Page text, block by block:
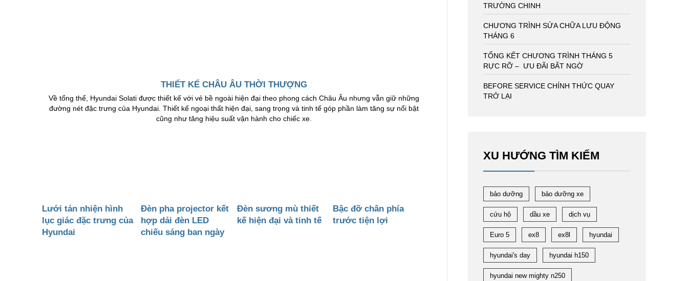
THIẾT KẾ CHÂU ÂU THỜI THƯỢNG
Về tổng thể, Hyundai Solati được thiết kế với vẻ bề ngoài hiện đại theo phong cách Châu Âu nhưng vẫn giữ những
đường nét đặc trưng của Hyundai. Thiết kế ngoại thất hiện đại, sang trọng và tinh tế góp phần làm tăng sự nổi bật
cũng như tăng hiệu suất vận hành cho chiếc xe.
Lưới tản nhiện hình
lục giác đặc trưng của
Hyundai
Đèn pha projector kết
hợp dải đèn LED
chiếu sáng ban ngày
Đèn sương mù thiết
kế hiện đại và tinh tế
Bậc đỡ chân phía
trước tiện lợi
TRƯỜNG CHINH
CHƯƠNG TRÌNH SỬA CHỮA LƯU ĐỘNG
THÁNG 6
TỔNG KẾT CHƯƠNG TRÌNH THÁNG 5
RỰC RỠ – ƯU ĐÃI BẤT NGỜ
BEFORE SERVICE CHÍNH THỨC QUAY
TRỞ LẠI
XU HƯỚNG TÌM KIẾM
bảo dưỡng bảo dưỡng xe
cứu hộ dầu xe dịch vụ
Euro 5 ex8 ex8l hyundai
hyundai's day hyundai h150
hyundai new mighty n250